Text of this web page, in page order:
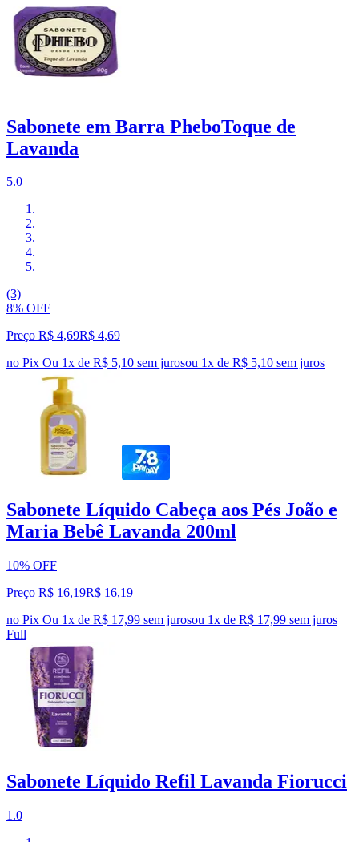
Sabonete em Barra PheboToque de
Lavanda
5.0
(3)
8% OFF
Preço R$ 4,69R$ 4,69
no Pix Ou 1x de R$ 5,10 sem jurosou 1x de R$ 5,10 sem juros
Sabonete Líquido Cabeça aos Pés João e
Maria Bebê Lavanda 200ml
10% OFF
Preço R$ 16,19R$ 16,19
no Pix Ou 1x de R$ 17,99 sem jurosou 1x de R$ 17,99 sem juros
Full
Sabonete Líquido Refil Lavanda Fiorucci
1.0